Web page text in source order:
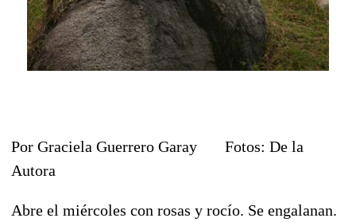
Por Graciela Guerrero Garay Fotos: De la
Autora
Abre el miércoles con rosas y rocío. Se engalanan.